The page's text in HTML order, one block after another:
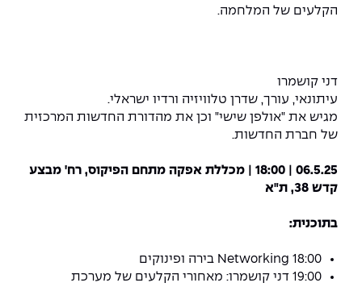
הקלעים של המלחמה.
דני קושמרו
עיתונאי, עורך, שדרן טלוויזיה ורדיו ישראלי.
מגיש את "אולפן שישי" וכן את מהדורת החדשות המרכזית
של חברת החדשות.
06.5.25 | 18:00 | מכללת אפקה מתחם הפיקוס, רח' מבצע
קדש 38, ת"א
בתוכנית:
18:00 Networking בירה ופינוקים
19:00 דני קושמרו: מאחורי הקלעים של מערכת
משרות פנויות
אזור אישי
כניסה לסגל
קורס ניהול לוגיסטיקה ורכש
קורס ניהול מוצר בשילוב AI
קורס אנרגיה מתחדשת
אווירה נפיצה במתקני חשמל ומכשור
קורס ניהול פרויקטים בשילוב AI
שכר לימוד